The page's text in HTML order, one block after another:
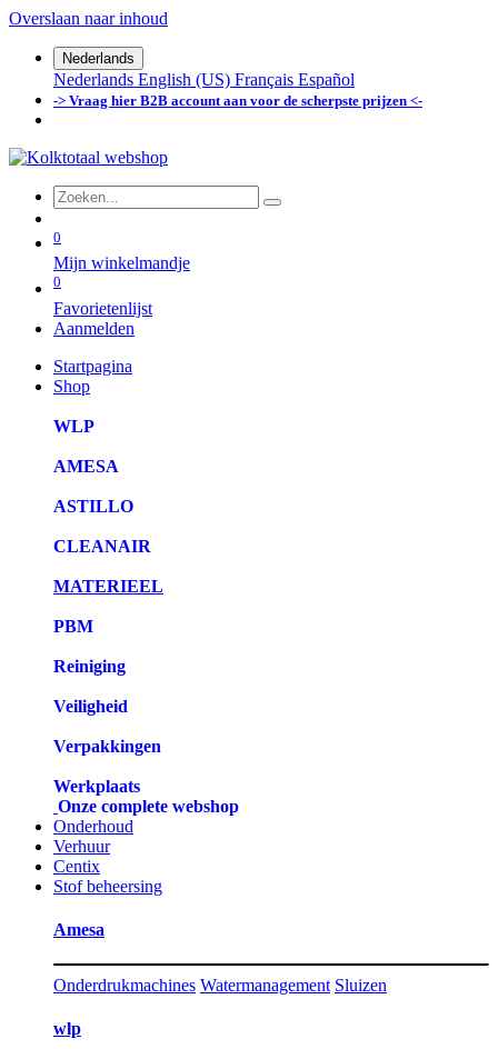
Overslaan naar inhoud
Nederlands
Nederlands English (US) Français Español
-> Vraag hier B2B account aan voor de scherpste prijzen <-
0
Mijn winkelmandje
0
Favorietenlijst
Aanmelden
Startpagina
Shop
WLP
AMESA
ASTILLO
CLEANAIR
MATERIEEL
PBM
Reiniging
Veiligheid
Verpakkingen
Werkplaats
Onze complete webshop
Onderhoud
Verhuur
Centix
Stof beheersing
Amesa
Onderdrukmachines Watermanagement Sluizen
wlp